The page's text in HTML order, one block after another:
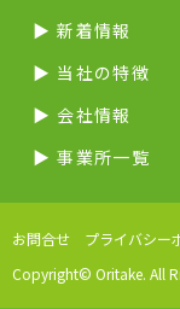
▶︎ 新着情報
▶︎ 当社の特徴
▶︎ 会社情報
▶︎ 事業所一覧
お問合せ
プライバシー
Copyright© Oritake. All